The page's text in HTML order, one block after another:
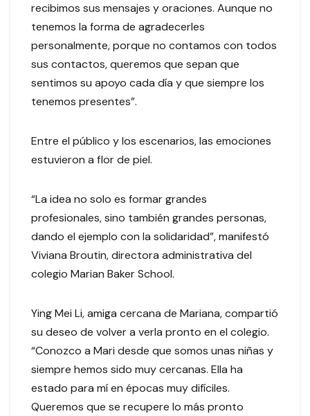
recibimos sus mensajes y oraciones. Aunque no
tenemos la forma de agradecerles
personalmente, porque no contamos con todos
sus contactos, queremos que sepan que
sentimos su apoyo cada día y que siempre los
tenemos presentes”.
Entre el público y los escenarios, las emociones
estuvieron a flor de piel.
“La idea no solo es formar grandes
profesionales, sino también grandes personas,
dando el ejemplo con la solidaridad”, manifestó
Viviana Broutin, directora administrativa del
colegio Marian Baker School.
Ying Mei Li, amiga cercana de Mariana, compartió
su deseo de volver a verla pronto en el colegio.
“Conozco a Mari desde que somos unas niñas y
siempre hemos sido muy cercanas. Ella ha
estado para mí en épocas muy difíciles.
Queremos que se recupere lo más pronto